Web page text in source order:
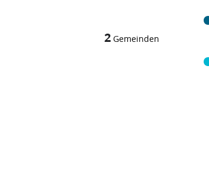
2 Gemeinden